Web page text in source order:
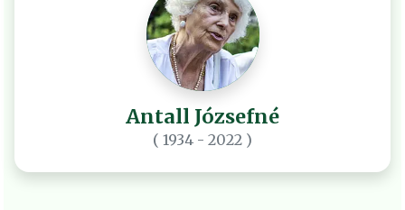
Antall Józsefné
( 1934 - 2022 )